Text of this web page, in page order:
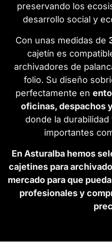
preservando los
desarrollo social y
Con unas medidas de
cajetín es
archivadores de
folio. Su diseño
perfectamente en
oficinas, despachos
donde la
importantes
En Asturalba hemos
cajetines para
mercado para que
profesionales y